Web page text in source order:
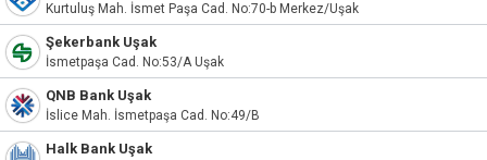
Kurtuluş Mah. İsmet Paşa Cad. No:70-b Merkez/Uşak
Şekerbank Uşak
İsmetpaşa Cad. No:53/A Uşak
QNB Bank Uşak
İslice Mah. İsmetpaşa Cad. No:49/B
Halk Bank Uşak